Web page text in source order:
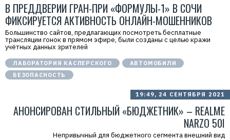
В ПРЕДДВЕРИИ ГРАН-ПРИ «ФОРМУЛЫ-1» В СОЧИ
ФИКСИРУЕТСЯ АКТИВНОСТЬ ОНЛАЙН-МОШЕННИКОВ
Большинство сайтов, предлагающих посмотреть бесплатные
трансляции гонок в прямом эфире, были созданы с целью кражи
учётных данных зрителей
ЛАБОРАТОРИЯ КАСПЕРСКОГО
АВТОМОБИЛИ
БЕЗОПАСНОСТЬ
19:49, 24 СЕНТЯБРЯ 2021
АНОНСИРОВАН СТИЛЬНЫЙ «БЮДЖЕТНИК» – REALME
NARZO 50I
Непривычный для бюджетного сегмента внешний вид